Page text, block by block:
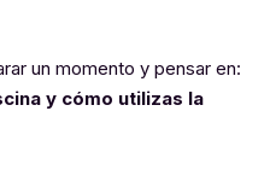
un momento y pensar en:
y cómo utilizas la